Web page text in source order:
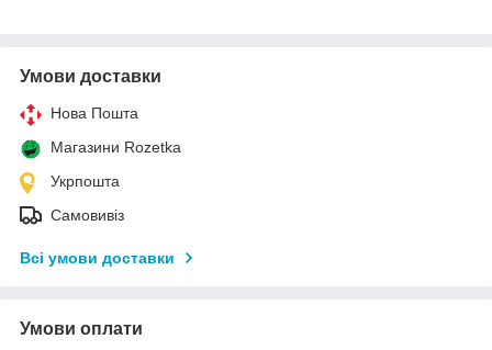
Умови доставки
Нова Пошта
Магазини Rozetka
Укрпошта
Самовивіз
Всі умови доставки
Умови оплати